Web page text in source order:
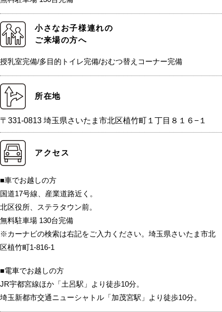
小さなお子様連れの
ご来場の方へ
授乳室完備/多目的トイレ完備/おむつ替えコーナー完備
所在地
〒331-0813 埼玉県さいたま市北区植竹町１丁目８１６−１
アクセス
■車でお越しの方
国道17号線、産業道路近く。
北区役所、ステラタウン前。
無料駐車場 130台完備
※カーナビの検索は右記をご入力ください。埼玉県さいたま市北
区植竹町1-816-1
■電車でお越しの方
JR宇都宮線ほか「土呂駅」より徒歩10分。
埼玉新都市交通ニューシャトル「加茂宮駅」より徒歩10分。